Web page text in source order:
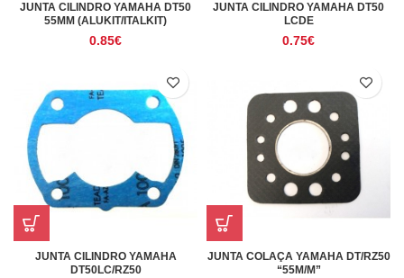
JUNTA CILINDRO YAMAHA DT50
55MM (ALUKIT/ITALKIT)
0.85€
JUNTA CILINDRO YAMAHA DT50
LCDE
0.75€
JUNTA CILINDRO YAMAHA
DT50LC/RZ50
JUNTA COLAÇA YAMAHA DT/RZ50
“55M/M”